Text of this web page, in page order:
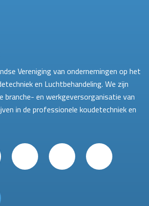
Vereniging van ondernemingen op het
en Luchtbehandeling. We zijn
branche- en werkgeversorganisatie van
in de professionele koudetechniek en